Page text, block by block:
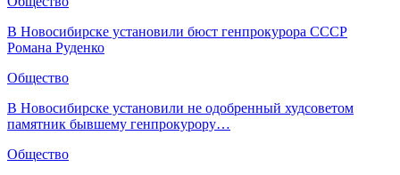
В Новосибирске установили бюст генпрокурора СССР
Романа Руденко
Общество
В Новосибирске установили не одобренный худсоветом
памятник бывшему генпрокурору…
Общество